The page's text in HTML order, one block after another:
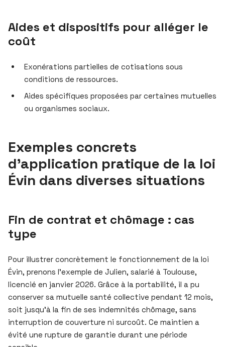
Aides et dispositifs pour alléger le
coût
Exonérations partielles de cotisations sous
conditions de ressources.
Aides spécifiques proposées par certaines mutuelles
ou organismes sociaux.
Exemples concrets
d’application pratique de la loi
Évin dans diverses situations
Fin de contrat et chômage : cas
type
Pour illustrer concrètement le fonctionnement de la loi
Évin, prenons l’exemple de Julien, salarié à Toulouse,
licencié en janvier 2026. Grâce à la portabilité, il a pu
conserver sa mutuelle santé collective pendant 12 mois,
soit jusqu’à la fin de ses indemnités chômage, sans
interruption de couverture ni surcoût. Ce maintien a
évité une rupture de garantie durant une période